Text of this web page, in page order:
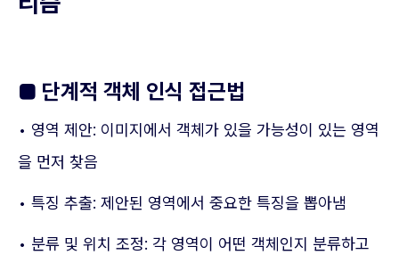
■ 단계적 객체 인식 접근법
• 영역 제안: 이미지에서 객체가 있을 가능성이 있는 영역
을 먼저 찾음
• 특징 추출: 제안된 영역에서 중요한 특징을 뽑아냄
• 분류 및 위치 조정: 각 영역이 어떤 객체인지 분류하고